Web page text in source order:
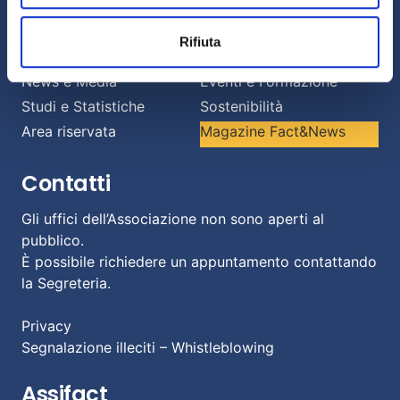
Rifiuta
Informazioni
News e Media
Eventi e Formazione
Studi e Statistiche
Sostenibilità
Area riservata
Magazine Fact&News
Contatti
Gli uffici dell’Associazione non sono aperti al
pubblico.
È possibile richiedere un appuntamento contattando
la Segreteria.
Privacy
Segnalazione illeciti – Whistleblowing
Assifact